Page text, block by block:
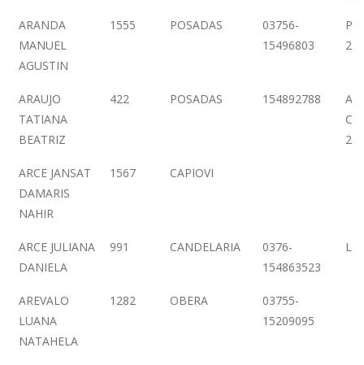
ARANDA
MANUEL
AGUSTIN
1555 POSADAS
03756-
15496803
ARAUJO
TATIANA
BEATRIZ
422 POSADAS 154892788
ARCE JANSAT
DAMARIS
NAHIR
1567 CAPIOVI
ARCE JULIANA
DANIELA
991 CANDELARIA
0376-
154863523
AREVALO
LUANA
NATAHELA
1282 OBERA
03755-
15209095